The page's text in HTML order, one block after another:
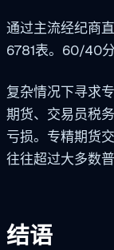
通过主流经纪商
6781表。60/40
复杂情况下寻求
期货、交易员税
亏损。专精期货
往往超过大多数
结语